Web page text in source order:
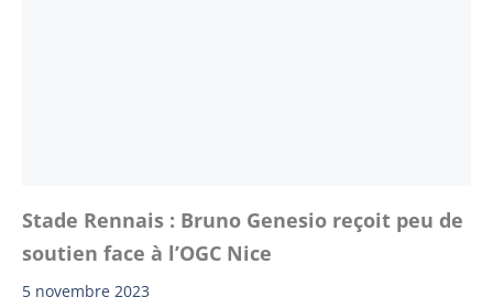
Stade Rennais : Bruno Genesio reçoit peu de
soutien face à l’OGC Nice
5 novembre 2023